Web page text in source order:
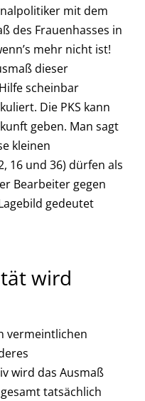
mit dem
des Frauenhasses in
mehr nicht ist!
dieser
scheinbar
Die PKS kann
geben. Man sagt
kleinen
16 und 36) dürfen als
Bearbeiter gegen
gedeutet
wird
vermeintlichen
wird das Ausmaß
tatsächlich